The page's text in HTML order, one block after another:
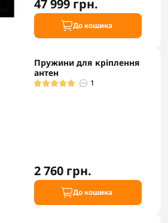
47 999 грн.
До кошика
Пружини для кріплення
антен
1
2 760 грн.
До кошика